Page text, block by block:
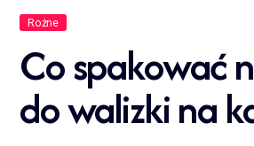
Rożne
Co spakować
do walizki na